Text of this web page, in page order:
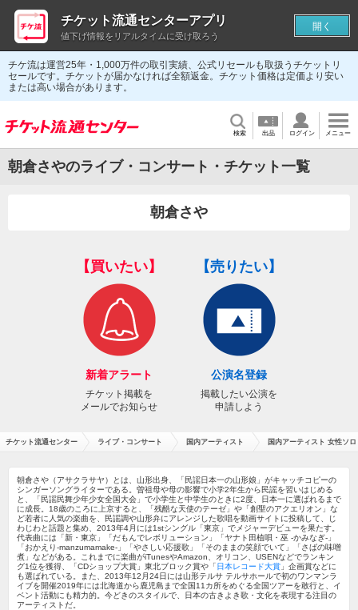
チケ流は運営25年・1,000万件の取引実績、公式リセールも取扱うチケットリ
セールです。チケットが届かなければ全額返金。チケット価格は定価より安い
または高い場合があります。
検索 出品 ログイン メニュー
朝倉さやのライブ・コンサート・チケット一覧
朝倉さや
【買いたい】
新着アラート
チケット掲載を
メールでお知らせ
【売りたい】
公演名登録
掲載したい公演を
申請しよう
チケット流通センター ライブ・コンサート 国内アーティスト 国内アーティスト 女性ソロ
朝倉さや（アサクラサヤ）とは、山形出身、「民謡日本一の山形娘」がキャッチコピーの
シンガーソングライターである。曽祖母や母の影響で小学2年生から民謡を習いはじめる
と、「民謡民舞少年少女全国大会」で小学生と中学生のときに2度、日本一に選ばれるまで
に成長。18歳のころに上京すると、「残酷な天使のテーゼ」や「創聖のアクエリオン」な
ど若者に人気の楽曲を、民謡調や山形弁にアレンジした歌唱を動画サイトに投稿して、じ
わじわと話題と集め、2013年4月には1stシングル「東京」でメジャーデビューを果たす。
代表曲には「新・東京」「だもんでレボリューション」「ヤナト田植唄・巫 ‐かみなぎ‐」
「おかえり-manzumamake-」「やさしい応援歌」「そのままの笑顔でいて」「さばの味噌
煮」などがある。これまでに楽曲がiTunesやAmazon、オリコン、USENなどでランキン
グ1位を獲得、「CDショップ大賞」東北ブロック賞や「日本レコード大賞 」企画賞などに
も選ばれている。また、2013年12月24日には山形テルサ テルサホールで初のワンマンラ
イブを開催2019年には北海道から鹿児島まで全国11カ所をめぐる全国ツアーを敢行と、イ
ベント活動にも精力的。今どきのスタイルで、日本の古きよき歌・文化を表現する注目の
アーティストだ。
チケット流通センターアプリ
値下げ情報をリアルタイムに受け取ろう
開く